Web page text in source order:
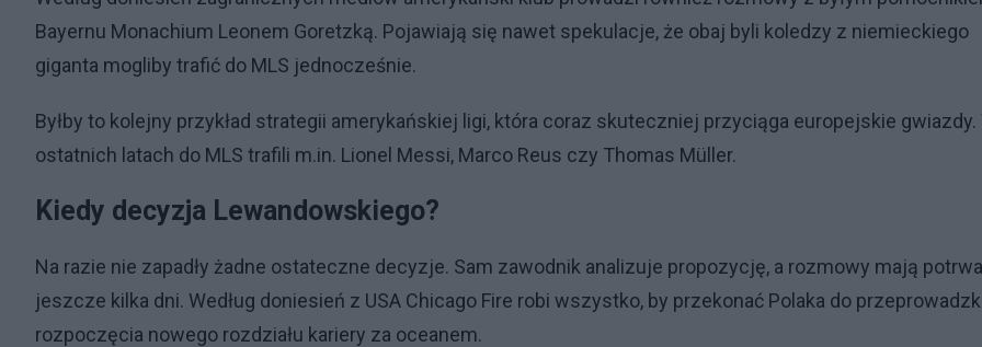
Bayernu Monachium Leonem Goretzką. Pojawiają się nawet spekulacje, że obaj byli koledzy z niemieckiego
giganta mogliby trafić do MLS jednocześnie.
Byłby to kolejny przykład strategii amerykańskiej ligi, która coraz skuteczniej przyciąga europejskie gwiazdy.
ostatnich latach do MLS trafili m.in. Lionel Messi, Marco Reus czy Thomas Müller.
Kiedy decyzja Lewandowskiego?
Na razie nie zapadły żadne ostateczne decyzje. Sam zawodnik analizuje propozycję, a rozmowy mają
jeszcze kilka dni. Według doniesień z USA Chicago Fire robi wszystko, by przekonać Polaka do
rozpoczęcia nowego rozdziału kariery za oceanem.